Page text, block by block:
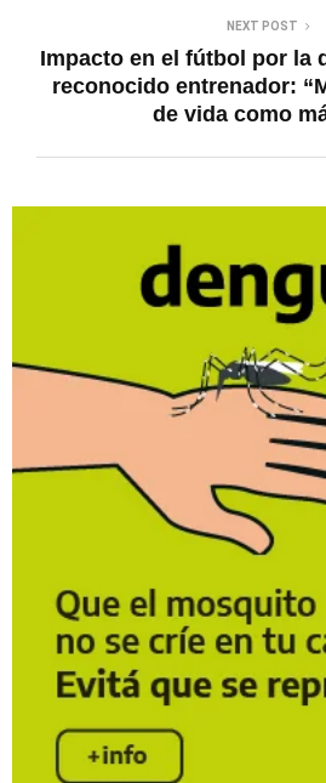
NEXT POST
Impacto en el fútbol por la
reconocido entrenador:
de vida como